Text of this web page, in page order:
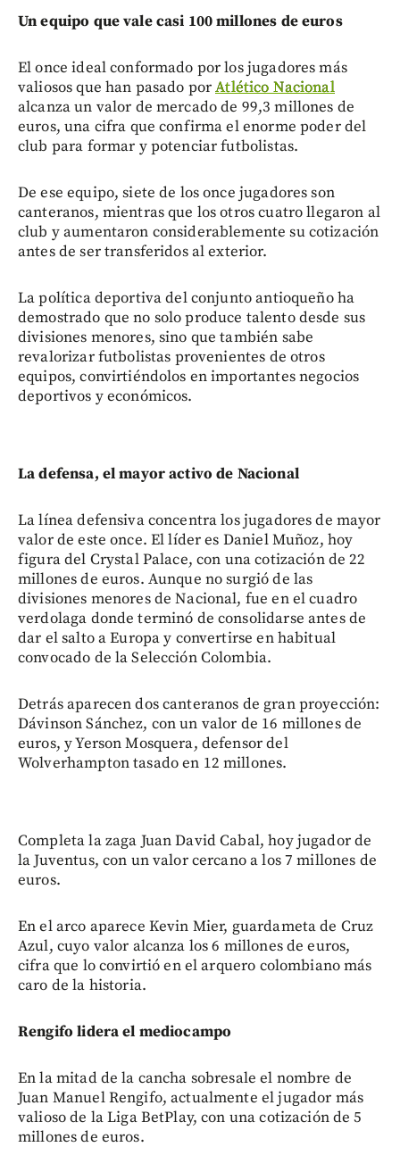
Un equipo que vale casi 100 millones de euros
El once ideal conformado por los jugadores más
valiosos que han pasado porAtlético Nacional
alcanza un valor de mercado de 99,3 millones de
euros, una cifra que confirma el enorme poder del
club para formar y potenciar futbolistas.
De ese equipo, siete de los once jugadores son
canteranos, mientras que los otros cuatro llegaron al
club y aumentaron considerablemente su cotización
antes de ser transferidos al exterior.
La política deportiva del conjunto antioqueño ha
demostrado que no solo produce talento desde sus
divisiones menores, sino que también sabe
revalorizar futbolistas provenientes de otros
equipos, convirtiéndolos en importantes negocios
deportivos y económicos.
La defensa, el mayor activo de Nacional
La línea defensiva concentra los jugadores de mayor
valor de este once. El líder es Daniel Muñoz, hoy
figura del Crystal Palace, con una cotización de 22
millones de euros. Aunque no surgió de las
divisiones menores de Nacional, fue en el cuadro
verdolaga donde terminó de consolidarse antes de
dar el salto a Europa y convertirse en habitual
convocado de la Selección Colombia.
Detrás aparecen dos canteranos de gran proyección:
Dávinson Sánchez, con un valor de 16 millones de
euros, y Yerson Mosquera, defensor del
Wolverhampton tasado en 12 millones.
Completa la zaga Juan David Cabal, hoy jugador de
la Juventus, con un valor cercano a los 7 millones de
euros.
En el arco aparece Kevin Mier, guardameta de Cruz
Azul, cuyo valor alcanza los 6 millones de euros,
cifra que lo convirtió en el arquero colombiano más
caro de la historia.
Rengifo lidera el mediocampo
En la mitad de la cancha sobresale el nombre de
Juan Manuel Rengifo, actualmente el jugador más
valioso de la Liga BetPlay, con una cotización de 5
millones de euros.